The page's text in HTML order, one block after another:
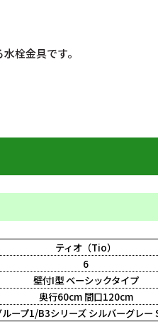
栓金具です。
ティオ（Tio）
6
壁付I型 ベーシックタイプ
奥行60cm 間口120cm
ループ1/B3シリーズ シルバーグレー